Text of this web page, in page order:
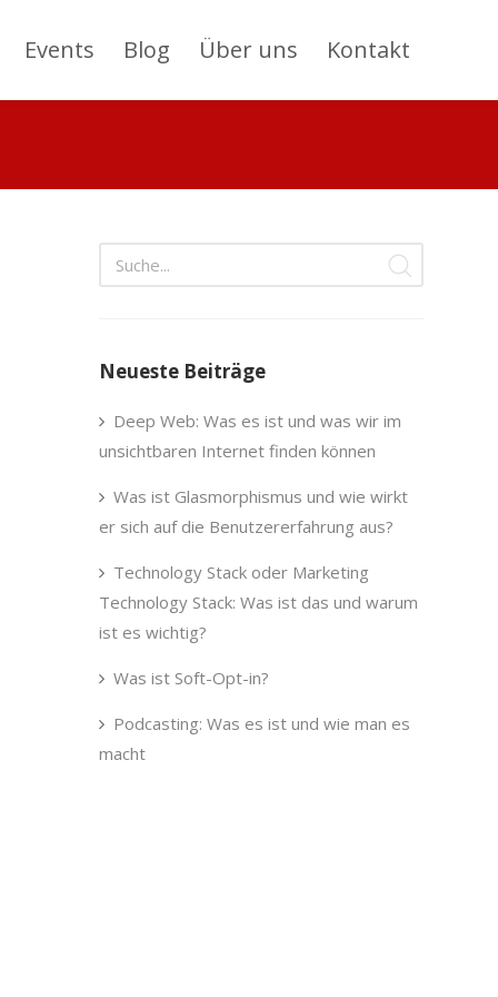
Events Blog Über uns Kontakt
Neueste Beiträge
Deep Web: Was es ist und was wir im
unsichtbaren Internet finden können
Was ist Glasmorphismus und wie wirkt
er sich auf die Benutzererfahrung aus?
Technology Stack oder Marketing
Technology Stack: Was ist das und warum
ist es wichtig?
Was ist Soft-Opt-in?
Podcasting: Was es ist und wie man es
macht